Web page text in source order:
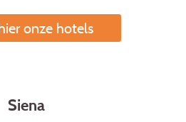
onze hotels
Siena